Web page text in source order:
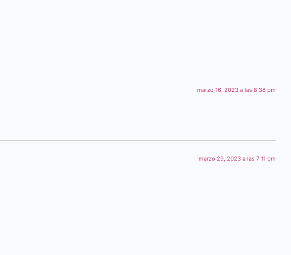
marzo 16, 2023 a las 8:38 pm
marzo 29, 2023 a las 7:11 pm